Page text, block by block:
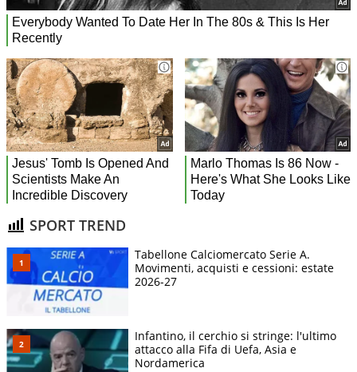
SPORT TREND
Tabellone Calciomercato Serie A.
Movimenti, acquisti e cessioni: estate
2026-27
Infantino, il cerchio si stringe: l'ultimo
attacco alla Fifa di Uefa, Asia e
Nordamerica